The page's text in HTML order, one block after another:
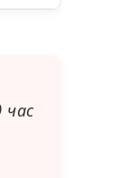
час